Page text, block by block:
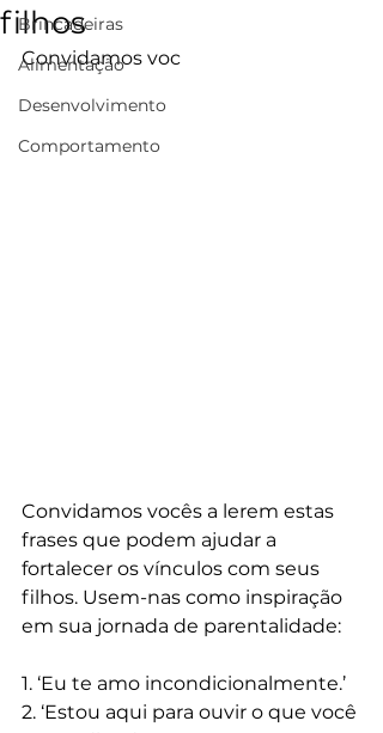
Brincadeiras
Alimentação
Desenvolvimento
Comportamento
filhos
Convidamos voc
Convidamos vocês a lerem estas
frases que podem ajudar a
fortalecer os vínculos com seus
filhos. Usem-nas como inspiração
em sua jornada de parentalidade:
1. ‘Eu te amo incondicionalmente.’
2. ‘Estou aqui para ouvir o que você